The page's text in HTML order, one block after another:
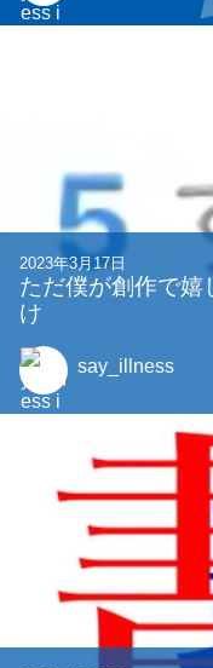
2023年3月17日
ただ僕が創作で嬉
け
say_illness